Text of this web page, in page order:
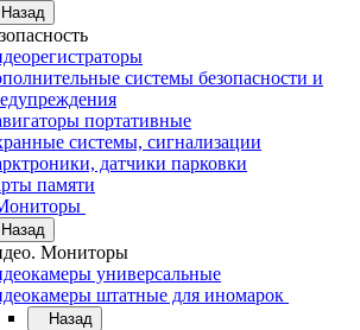
Назад
системы безопасности и
портативные
системы, сигнализации
датчики парковки
памяти
Назад
Мониторы
универсальные
штатные для иномарок
Назад